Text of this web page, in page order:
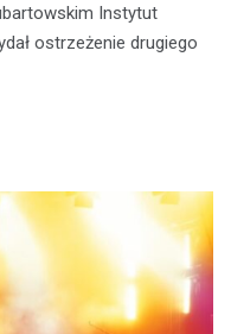
Instytut
ostrzeżenie drugiego